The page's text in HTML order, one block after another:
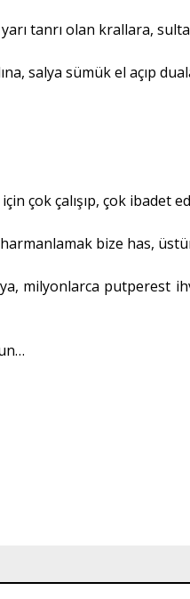
tanrı olan krallara,
salya sümük el açıp
çok çalışıp, çok ibadet
bize has,
milyonlarca putperest